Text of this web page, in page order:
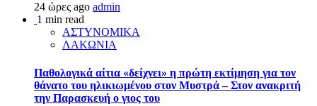
24 ώρες ago admin
1 min read
ΑΣΤΥΝΟΜΙΚΑ
ΛΑΚΩΝΙΑ
Παθολογικά αίτια «δείχνει» η πρώτη εκτίμηση για τον
θάνατο του ηλικιωμένου στον Μυστρά – Στον ανακριτή
την Παρασκευή ο γιος του